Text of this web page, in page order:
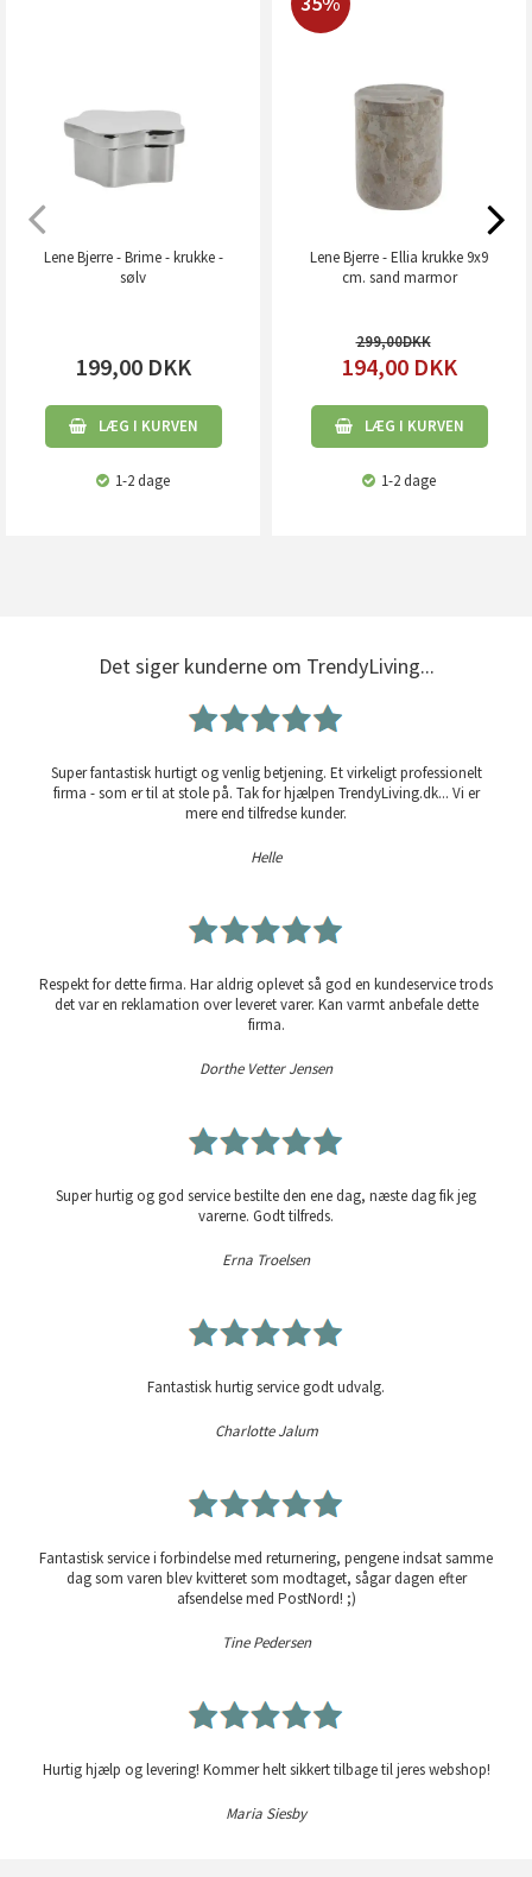
Lene Bjerre - Brime - krukke -
sølv
199,00 DKK
LÆG I KURVEN
1-2 dage
Lene Bjerre - Ellia krukke 9x9
cm. sand marmor
299,00
194,00 DKK
LÆG I KURVEN
1-2 dage
Det siger kunderne om TrendyLiving...
Super fantastisk hurtigt og venlig betjening. Et virkeligt professionelt
firma - som er til at stole på. Tak for hjælpen TrendyLiving.dk... Vi er
mere end tilfredse kunder.
Helle
Respekt for dette firma. Har aldrig oplevet så god en kundeservice trods
det var en reklamation over leveret varer. Kan varmt anbefale dette
firma.
Dorthe Vetter Jensen
Super hurtig og god service bestilte den ene dag, næste dag fik jeg
varerne. Godt tilfreds.
Erna Troelsen
Fantastisk hurtig service godt udvalg.
Charlotte Jalum
Fantastisk service i forbindelse med returnering, pengene indsat samme
dag som varen blev kvitteret som modtaget, sågar dagen efter
afsendelse med PostNord! ;)
Tine Pedersen
Hurtig hjælp og levering! Kommer helt sikkert tilbage til jeres webshop!
Maria Siesby